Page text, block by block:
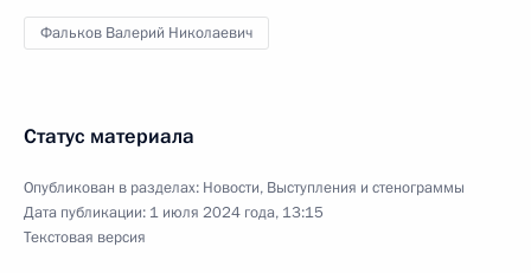
Фальков Валерий Николаевич
Статус материала
Опубликован в разделах: Новости, Выступления и стенограммы
Дата публикации: 1 июля 2024 года, 13:15
Текстовая версия